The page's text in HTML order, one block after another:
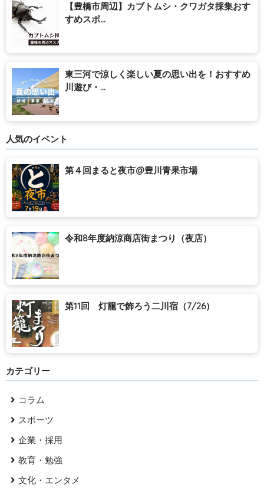
【豊橋市周辺】カブトムシ・クワガタ採集おす
すめスポ...
東三河で涼しく楽しい夏の思い出を！おすすめ
川遊び・...
人気のイベント
第４回まると夜市@豊川青果市場
令和8年度納涼商店街まつり（夜店）
第11回 灯籠で飾ろう二川宿（7/26）
カテゴリー
コラム
スポーツ
企業・採用
教育・勉強
文化・エンタメ